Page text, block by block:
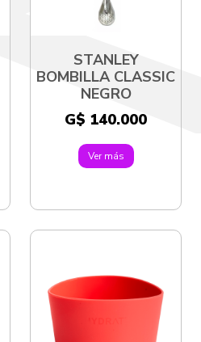
STANLEY
BOMBILLA CLASSIC
NEGRO
G$ 140.000
Ver más